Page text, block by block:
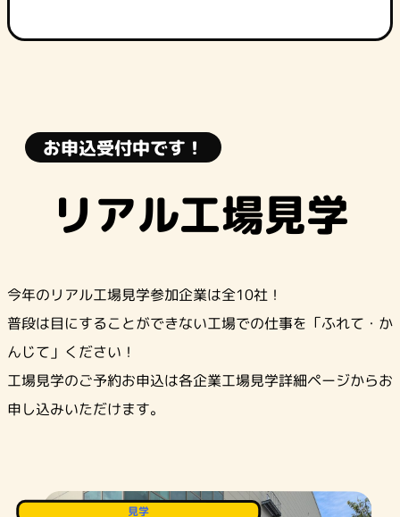
お申込受付中です！
リアル工場見学
今年のリアル工場見学参加企業は全10社！
普段は目にすることができない工場での仕事を「ふれて・か
んじて」ください！
工場見学のご予約お申込は各企業工場見学詳細ページからお
申し込みいただけます。
見学